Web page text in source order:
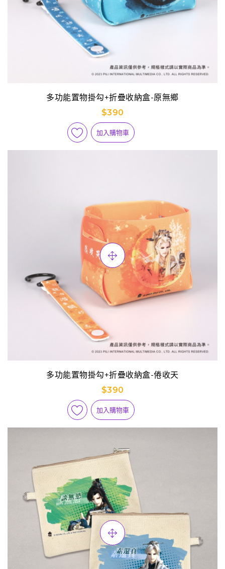
多功能置物掛勾+折疊收納盒-原無鄉
$390
加入購物車
多功能置物掛勾+折疊收納盒-倦收天
$390
加入購物車